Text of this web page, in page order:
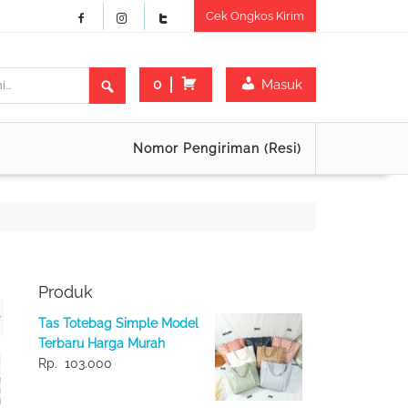
Cek Ongkos Kirim
0 Masuk
Nomor Pengiriman (Resi)
Produk
Tas Totebag Simple Model
Terbaru Harga Murah
Rp. 103.000